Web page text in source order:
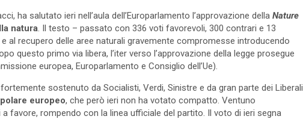
ha salutato ieri nell’aula dell’Europarlamento l’approvazione della Nature
natura . Il testo – passato con 336 voti favorevoli, 300 contrari e 13
al recupero delle aree naturali gravemente compromesse introducendo
questo primo via libera, l’iter verso l’approvazione della legge prosegue
europea, Europarlamento e Consiglio dell’Ue).
fortemente sostenuto da Socialisti, Verdi, Sinistre e da gran parte dei Liberali
europeo, che però ieri non ha votato compatto. Ventuno
favore, rompendo con la linea ufficiale del partito. Il voto di ieri segna